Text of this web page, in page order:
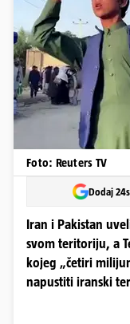
Foto: Reuters TV
Dodaj
Iran i Pakistan
svom teritoriju, a
kojeg „četiri
napustiti iranski